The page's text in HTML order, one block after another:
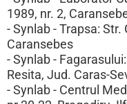
1989, nr. 2,
- Synlab - Trapsa: Str.
Caransebes
- Synlab -
Resita, Jud. Caras-
- Synlab - Centrul